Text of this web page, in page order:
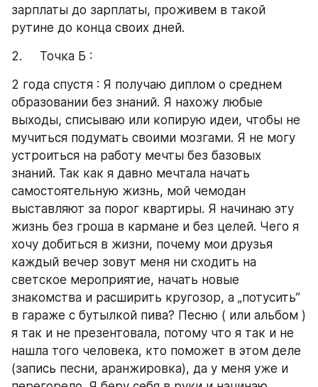
зарплаты до зарплаты, проживем в такой
рутине до конца своих дней.
2.     Точка Б :
2 года спустя : Я получаю диплом о среднем
образовании без знаний. Я нахожу любые
выходы, списываю или копирую идеи, чтобы не
мучиться подумать своими мозгами. Я не могу
устроиться на работу мечты без базовых
знаний. Так как я давно мечтала начать
самостоятельную жизнь, мой чемодан
выставляют за порог квартиры. Я начинаю эту
жизнь без гроша в кармане и без целей. Чего я
хочу добиться в жизни, почему мои друзья
каждый вечер зовут меня ни сходить на
светское мероприятие, начать новые
знакомства и расширить кругозор, а „потусить”
в гараже с бутылкой пива? Песню ( или альбом )
я так и не презентовала, потому что я так и не
нашла того человека, кто поможет в этом деле
(запись песни, аранжировка), да у меня уже и